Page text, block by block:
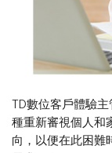
TD數位客戶體驗
種重新審視個人和
向，以便在此困難